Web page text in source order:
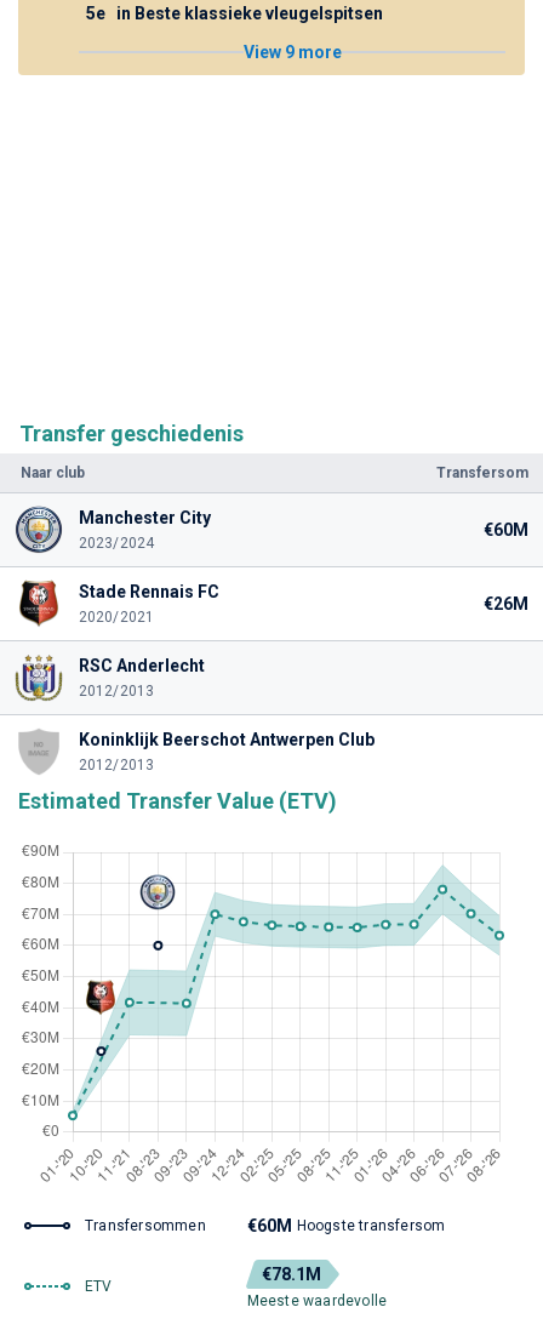
Transfer geschiedenis
Naar club Transfersom
Manchester City
2023/2024
€60M
Stade Rennais FC
2020/2021
€26M
RSC Anderlecht
2012/2013
Koninklijk Beerschot Antwerpen Club
2012/2013
Estimated Transfer Value (ETV)
Transfersommen €60M Hoogste transfersom
ETV
€78.1M
Meeste waardevolle
5e
in Beste klassieke vleugelspitsen
View 9 more